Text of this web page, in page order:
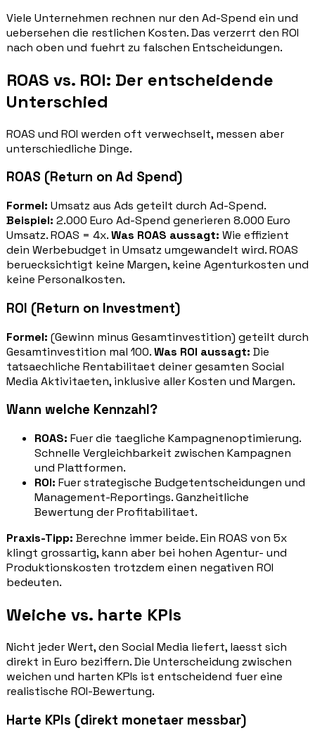
Viele Unternehmen rechnen nur den Ad-Spend ein und
uebersehen die restlichen Kosten. Das verzerrt den ROI
nach oben und fuehrt zu falschen Entscheidungen.
ROAS vs. ROI: Der entscheidende
Unterschied
ROAS und ROI werden oft verwechselt, messen aber
unterschiedliche Dinge.
ROAS (Return on Ad Spend)
Formel: Umsatz aus Ads geteilt durch Ad-Spend.
Beispiel: 2.000 Euro Ad-Spend generieren 8.000 Euro
Umsatz. ROAS = 4x.Was ROAS aussagt: Wie effizient
dein Werbebudget in Umsatz umgewandelt wird. ROAS
beruecksichtigt keine Margen, keine Agenturkosten und
keine Personalkosten.
ROI (Return on Investment)
Formel: (Gewinn minus Gesamtinvestition) geteilt durch
Gesamtinvestition mal 100.Was ROI aussagt: Die
tatsaechliche Rentabilitaet deiner gesamten Social
Media Aktivitaeten, inklusive aller Kosten und Margen.
Wann welche Kennzahl?
ROAS: Fuer die taegliche Kampagnenoptimierung.
Schnelle Vergleichbarkeit zwischen Kampagnen
und Plattformen.
ROI: Fuer strategische Budgetentscheidungen und
Management-Reportings. Ganzheitliche
Bewertung der Profitabilitaet.
Praxis-Tipp: Berechne immer beide. Ein ROAS von 5x
klingt grossartig, kann aber bei hohen Agentur- und
Produktionskosten trotzdem einen negativen ROI
bedeuten.
Weiche vs. harte KPIs
Nicht jeder Wert, den Social Media liefert, laesst sich
direkt in Euro beziffern. Die Unterscheidung zwischen
weichen und harten KPIs ist entscheidend fuer eine
realistische ROI-Bewertung.
Harte KPIs (direkt monetaer messbar)